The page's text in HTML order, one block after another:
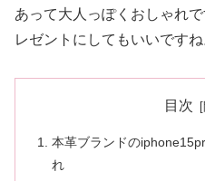
あって大人っぽくおしゃれ
レゼントにしてもいいですね
目次
本革ブランドの
れ